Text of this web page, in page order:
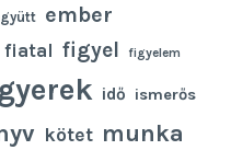
ember
fiatal figyel figyelem
gyerek idő ismerős
kötet munka